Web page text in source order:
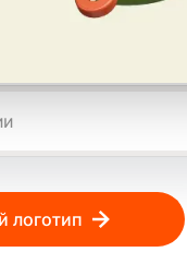
шаблон и
сетей.
логотип